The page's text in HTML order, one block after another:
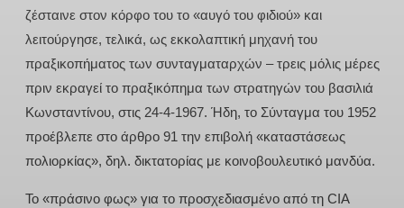
ζέσταινε στον κόρφο του το «αυγό του φιδιού» και
λειτούργησε, τελικά, ως εκκολαπτική μηχανή του
πραξικοπήματος των συνταγματαρχών – τρεις μόλις μέρες
πριν εκραγεί το πραξικόπημα των στρατηγών του βασιλιά
Κωνσταντίνου, στις 24-4-1967. Ήδη, το Σύνταγμα του 1952
προέβλεπε στο άρθρο 91 την επιβολή «καταστάσεως
πολιορκίας», δηλ. δικτατορίας με κοινοβουλευτικό μανδύα.
Το «πράσινο φως» για το προσχεδιασμένο από τη CIA